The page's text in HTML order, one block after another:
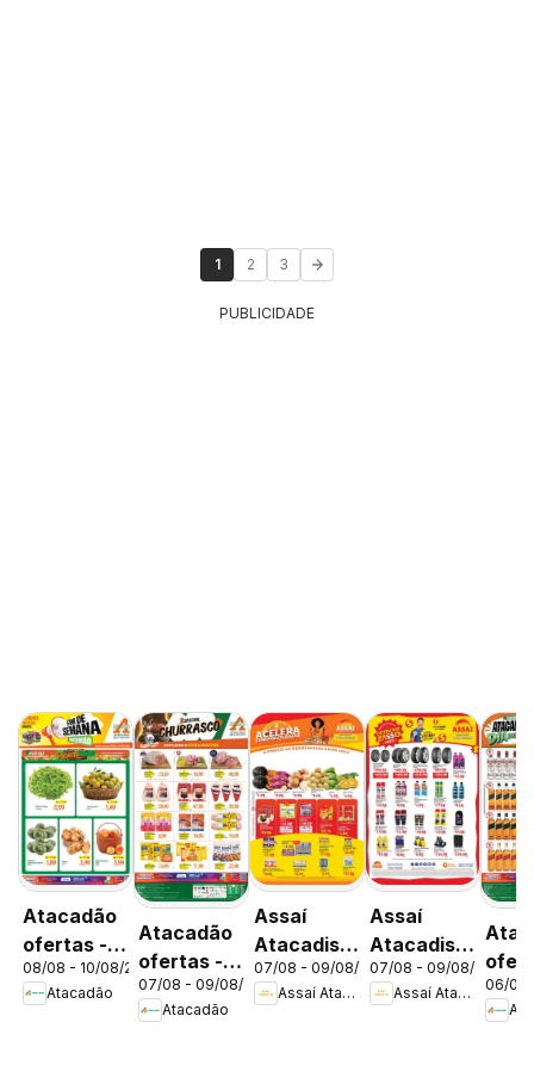
1 2 3
PUBLICIDADE
Atacadão
ofertas -
DF
08/08 - 10/08/2026
Atacadão
Atacadão
ofertas -
DF
07/08 - 09/08/2026
Atacadão
Assaí
Atacadista
ofertas -
DF
07/08 - 09/08/2026
Assaí Atacadista
Assaí
Atacadista
ofertas -
DF
07/08 - 09/08/2026
Assaí Atacadista
DF
06/08